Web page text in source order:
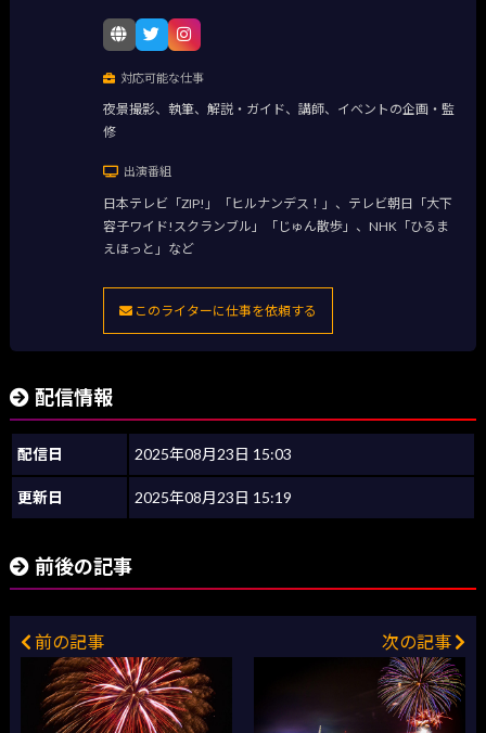
対応可能な仕事
夜景撮影、執筆、解説・ガイド、講師、イベントの企画・監
修
出演番組
日本テレビ「ZIP!」「ヒルナンデス！」、テレビ朝日「大下
容子ワイド!スクランブル」「じゅん散歩」、NHK「ひるま
えほっと」など
このライターに仕事を依頼する
配信情報
配信日 2025年08月23日 15:03
更新日 2025年08月23日 15:19
前後の記事
前の記事 次の記事